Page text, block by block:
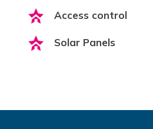
Access control
Solar Panels